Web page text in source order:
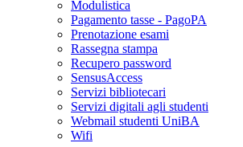
Modulistica
Pagamento tasse - PagoPA
Prenotazione esami
Rassegna stampa
Recupero password
SensusAccess
Servizi bibliotecari
Servizi digitali agli studenti
Webmail studenti UniBA
Wifi